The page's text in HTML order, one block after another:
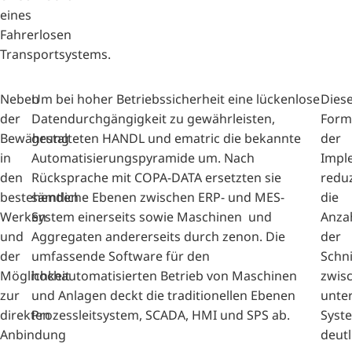
eines
Fahrerlosen
Transportsystems.
Neben
der
Bewährung
in
den
bestehenden
Werken
und
der
Möglichkeit
zur
direkten
Anbindung
Um bei hoher Betriebssicherheit eine lückenlose
Datendurchgängigkeit zu gewährleisten,
gestalteten HANDL und ematric die bekannte
Automatisierungspyramide um. Nach
Rücksprache mit COPA-DATA ersetzten sie
sämtliche Ebenen zwischen ERP- und MES-
System einerseits sowie Maschinen und
Aggregaten andererseits durch zenon. Die
umfassende Software für den
hochautomatisierten Betrieb von Maschinen
und Anlagen deckt die traditionellen Ebenen
Prozessleitsystem, SCADA, HMI und SPS ab.
Form
der
die
der